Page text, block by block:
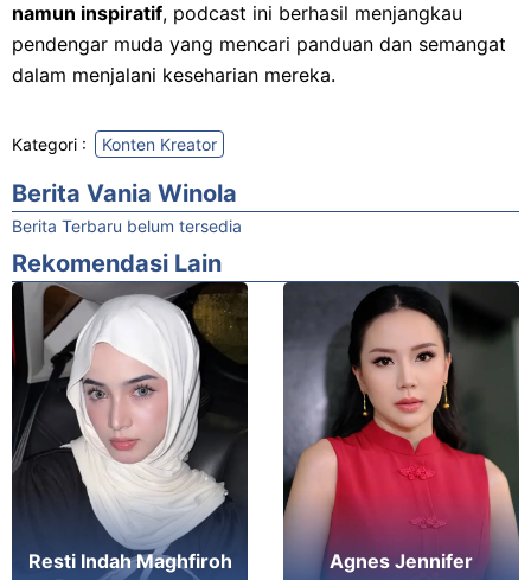
namun inspiratif, podcast ini berhasil menjangkau
pendengar muda yang mencari panduan dan semangat
dalam menjalani keseharian mereka.
Kategori : Konten Kreator​
Berita Vania Winola
Berita Terbaru belum tersedia
Rekomendasi Lain
Resti Indah Maghfiroh Agnes Jennifer